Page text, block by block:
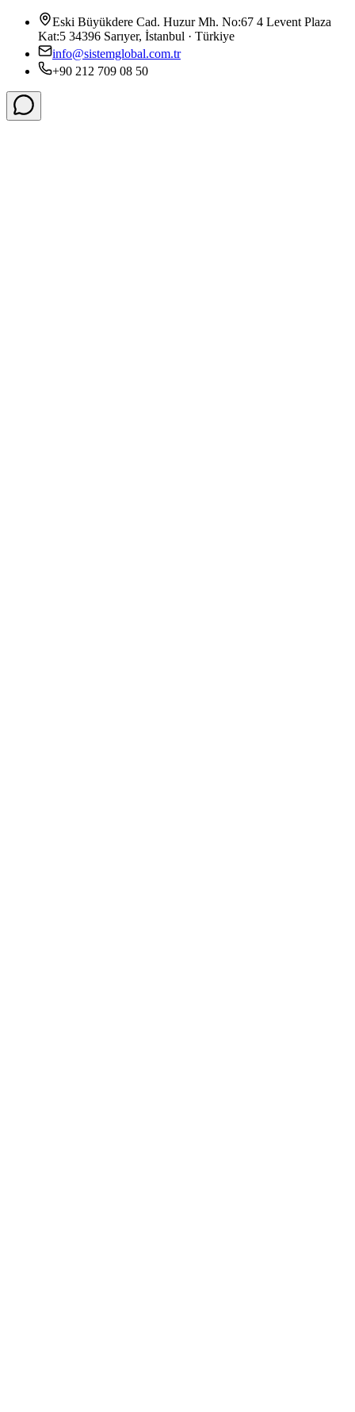
Eski Büyükdere Cad. Huzur Mh. No:67 4 Levent Plaza
Kat:5 34396 Sarıyer, İstanbul · Türkiye
info@sistemglobal.com.tr
+90 212 709 08 50